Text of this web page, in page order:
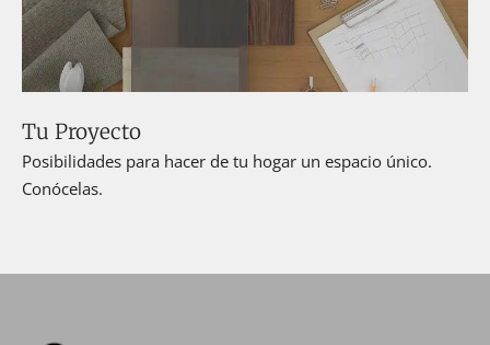
Tu Proyecto
Posibilidades para hacer de tu hogar un espacio único.
Conócelas.